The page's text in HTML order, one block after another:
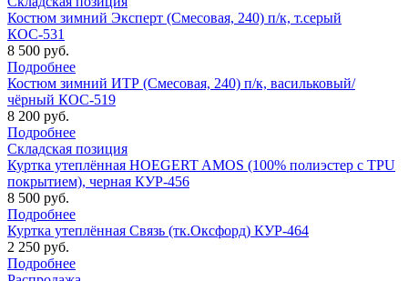
Костюм зимний Эксперт (Смесовая, 240) п/к, т.серый
КОС-531
8 500 руб.
Подробнее
Костюм зимний ИТР (Смесовая, 240) п/к, васильковый/
чёрный КОС-519
8 200 руб.
Подробнее
Складская позиция
Куртка утеплённая HOEGERT AMOS (100% полиэстер с TPU
покрытием), черная КУР-456
8 500 руб.
Подробнее
Куртка утеплённая Связь (тк.Оксфорд) КУР-464
2 250 руб.
Подробнее